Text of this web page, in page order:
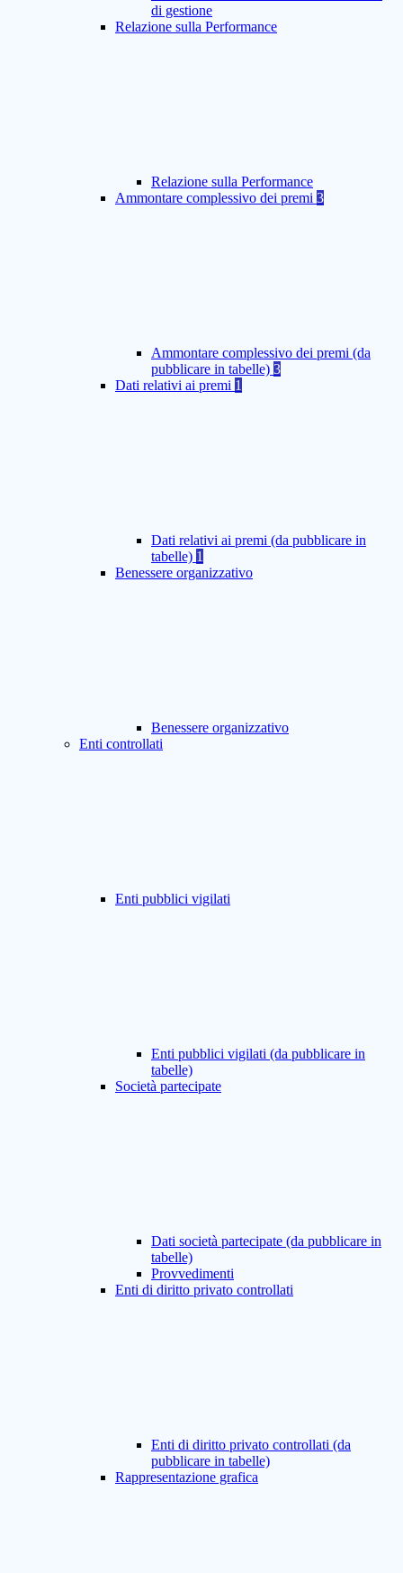
di gestione
Relazione sulla Performance
Relazione sulla Performance
Ammontare complessivo dei premi 3
Ammontare complessivo dei premi (da
pubblicare in tabelle) 3
Dati relativi ai premi 1
Dati relativi ai premi (da pubblicare in
tabelle) 1
Benessere organizzativo
Benessere organizzativo
Enti controllati
Enti pubblici vigilati
Enti pubblici vigilati (da pubblicare in
tabelle)
Società partecipate
Dati società partecipate (da pubblicare in
tabelle)
Provvedimenti
Enti di diritto privato controllati
Enti di diritto privato controllati (da
pubblicare in tabelle)
Rappresentazione grafica